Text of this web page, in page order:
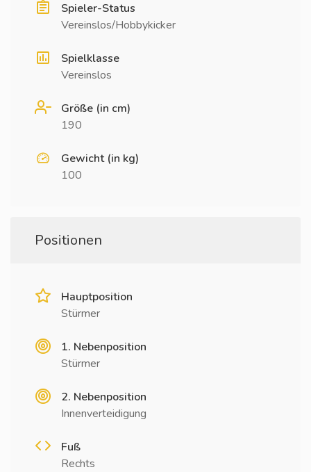
Spieler-Status
Vereinslos/Hobbykicker
Spielklasse
Vereinslos
Größe (in cm)
190
Gewicht (in kg)
100
Positionen
Hauptposition
Stürmer
1. Nebenposition
Stürmer
2. Nebenposition
Innenverteidigung
Fuß
Rechts